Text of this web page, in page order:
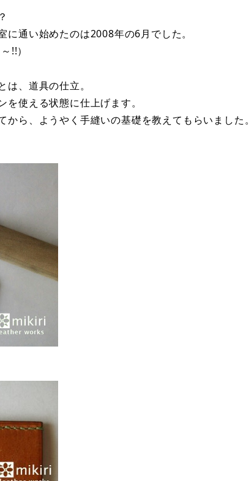
に通い始めたのは2008年の6月でした。
!!）
、道具の仕立。
使える状態に仕上げます。
から、ようやく手縫いの基礎を教えてもらいました。